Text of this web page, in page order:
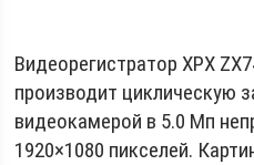
Видеорегистратор XPX
производит циклическую
видеокамерой в 5.0 Мп
1920×1080 пикселей.